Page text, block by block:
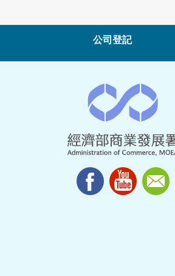
公司登記